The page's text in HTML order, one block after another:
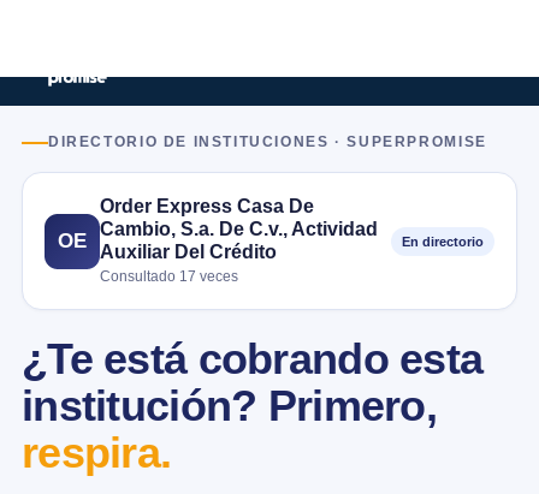
DIRECTORIO DE INSTITUCIONES · SUPERPROMISE
OE
Order Express Casa De
Cambio, S.a. De C.v., Actividad
Auxiliar Del Crédito
Consultado 17 veces
En directorio
¿Te está cobrando esta
institución? Primero,
respira.